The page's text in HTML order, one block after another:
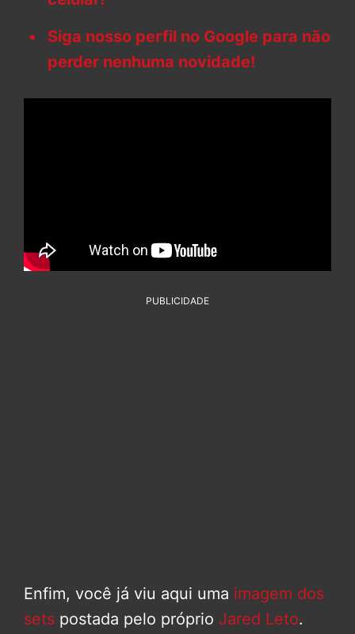
Siga nosso perfil no Google para não
perder nenhuma novidade!
PUBLICIDADE
Enfim, você já viu aqui uma imagem dos
sets postada pelo próprio Jared Leto.